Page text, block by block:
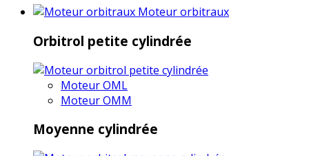
Moteur orbitraux
Orbitrol petite cylindrée
Moteur OML
Moteur OMM
Moyenne cylindrée